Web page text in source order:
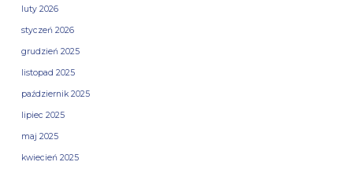
luty 2026
styczeń 2026
grudzień 2025
listopad 2025
październik 2025
lipiec 2025
maj 2025
kwiecień 2025